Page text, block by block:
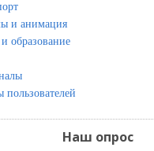
и анимация
образование
пользователей
Наш опрос